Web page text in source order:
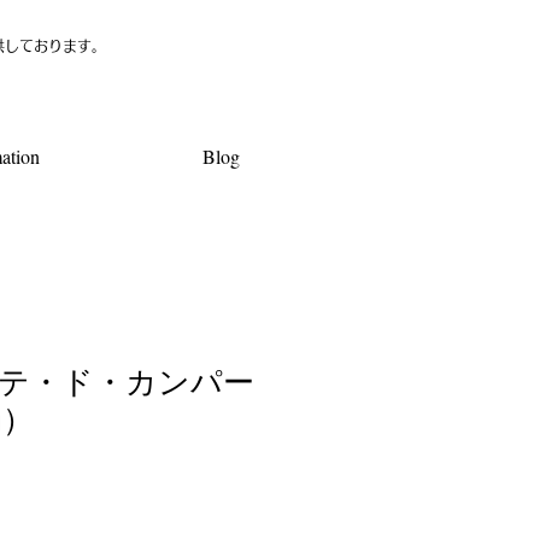
ております。
Blog
・ド・カンパー